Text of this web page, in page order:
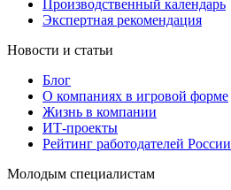
Производственный календарь
Экспертная рекомендация
Новости и статьи
Блог
О компаниях в игровой форме
Жизнь в компании
ИТ-проекты
Рейтинг работодателей России
Молодым специалистам